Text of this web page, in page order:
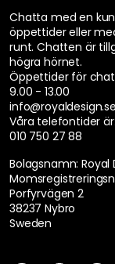
Chatta med en
öppettider eller
runt. Chatten är
högra hörnet.
Öppettider för
9.00 - 13.00
info@royaldesign.se
Våra telefontider är:
010 750 27 88
Bolagsnamn: Royal
Porfyrvägen 2
38237 Nybro
Sweden